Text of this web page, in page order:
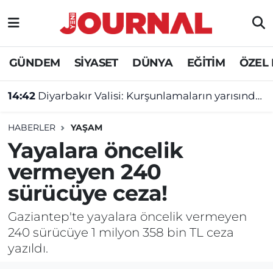
GÜNDEM SİYASET DÜNYA EĞİTİM ÖZEL
14:42 Diyarbakır Valisi: Kurşunlamaların yarısından fazlası ikili anlaşmazlıklardan!
HABERLER YAŞAM
Yayalara öncelik
vermeyen 240
sürücüye ceza!
Gaziantep'te yayalara öncelik vermeyen
240 sürücüye 1 milyon 358 bin TL ceza
yazıldı.
GÜNDEM
SİYASET
DÜNYA
EĞİTİM
ÖZEL HABER
Nöbetçi Eczaneler
Hava Durumu
Süper Lig Puan Durumu ve Fikstür
Tüm Manşetler
Son Dakika Haberleri
Haber Arşivi